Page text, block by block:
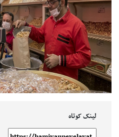
لینک کوتاه